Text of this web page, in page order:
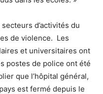
d’activités du
de violence. Les
et universitaires ont
postes de police ont été
que l’hôpital général,
est fermé depuis le